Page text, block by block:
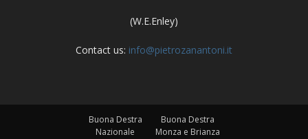
(W.E.Enley)
Contact us: info@pietrozanantoni.it
Buona Destra
Nazionale
Buona Destra
Monza e Brianza